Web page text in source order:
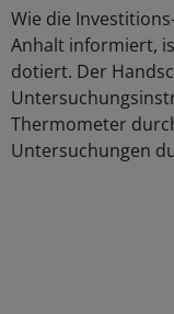
Wie die
Anhalt informiert,
dotiert. Der
Thermometer
Untersuchungen